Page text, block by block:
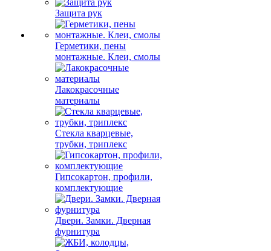
Защита рук
Герметики, пены
монтажные. Клеи, смолы
Лакокрасочные
материалы
Стекла кварцевые,
трубки, триплекс
Гипсокартон, профили,
комплектующие
Двери. Замки. Дверная
фурнитура